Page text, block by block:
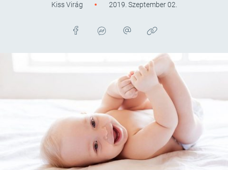
Kiss Virág 2019. Szeptember 02.